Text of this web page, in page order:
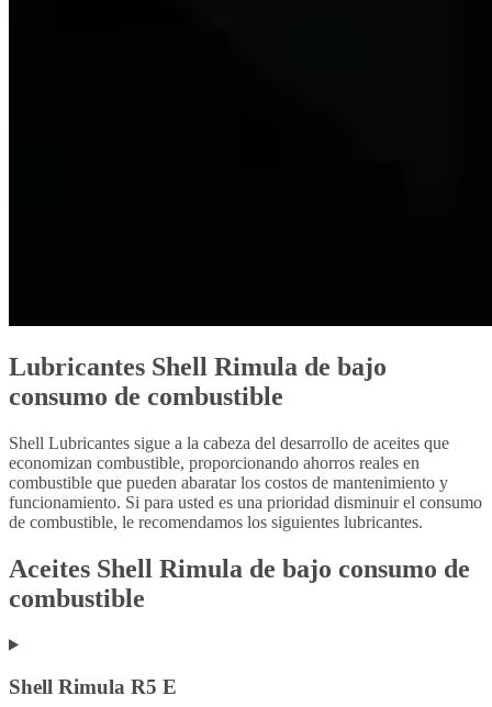
Lubricantes Shell Rimula de bajo
consumo de combustible
Shell Lubricantes sigue a la cabeza del desarrollo de aceites que
economizan combustible, proporcionando ahorros reales en
combustible que pueden abaratar los costos de mantenimiento y
funcionamiento. Si para usted es una prioridad disminuir el consumo
de combustible, le recomendamos los siguientes lubricantes.
Aceites Shell Rimula de bajo consumo de
combustible
Shell Rimula R5 E